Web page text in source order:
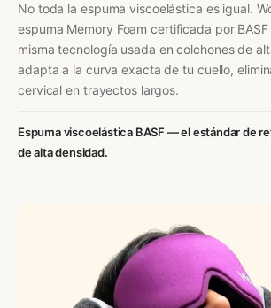
No toda la espuma viscoelástica es igual.
espuma Memory Foam certificada por
misma tecnología usada en colchones de
adapta a la curva exacta de tu cuello,
cervical en trayectos largos.
Espuma viscoelástica BASF — el estándar de
de alta densidad.